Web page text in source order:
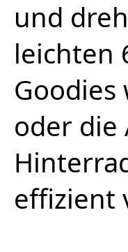
und
leichten
oder die
effizient